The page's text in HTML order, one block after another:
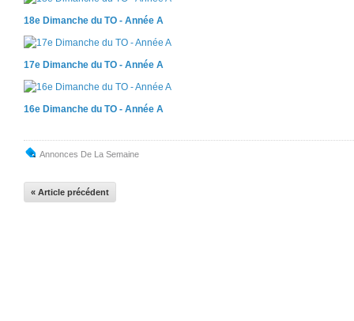
18e Dimanche du TO - Année A
17e Dimanche du TO - Année A
16e Dimanche du TO - Année A
Annonces De La Semaine
« Article précédent